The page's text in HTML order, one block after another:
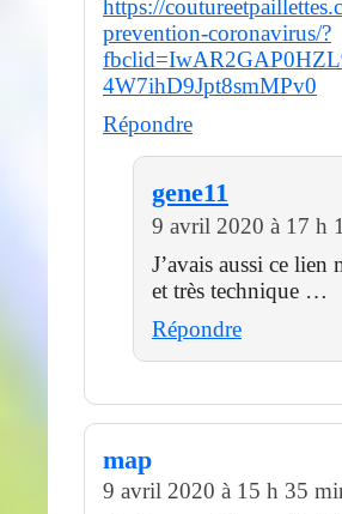
https://
prevention-coronavirus/?
4W7ihD9Jpt8smMPv0
Répondre
gene11
9 avril 2020 à 17 h
J’avais aussi ce
et très technique …
Répondre
map
9 avril 2020 à 15 h 35